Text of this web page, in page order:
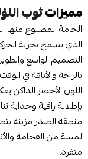
مميزاتثوب
الخامة المصنوع منها
الذي يسمح بحرية
التصميم الواسع
بالراحة والأناقة في
اللون الأخضر الداكن
بإطلالة راقية
منطقة الصدر مزينة
لمسة من الفخامة
متفرد.